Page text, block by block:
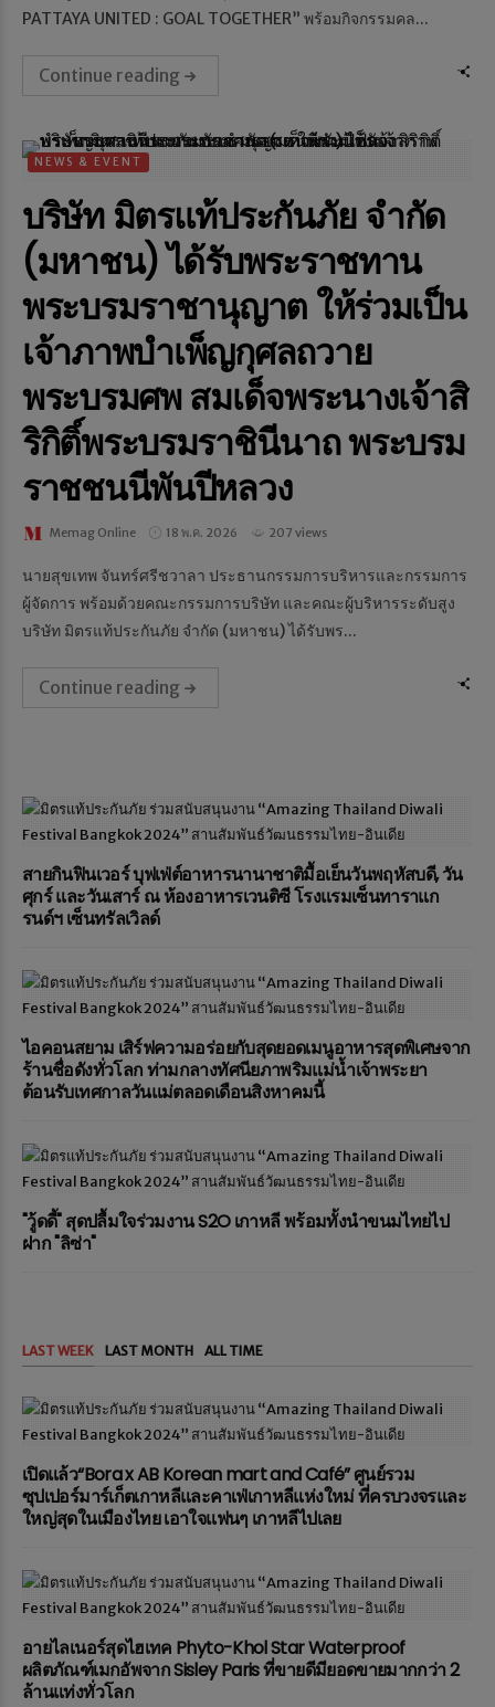
PATTAYA UNITED : GOAL TOGETHER” พร้อมกิจกรรมคล...
Continue reading
NEWS & EVENT
บริษัท มิตรแท้ประกันภัย จำกัด
(มหาชน) ได้รับพระราชทาน
พระบรมราชานุญาต ให้ร่วมเป็น
เจ้าภาพบำเพ็ญกุศลถวาย
พระบรมศพ สมเด็จพระนางเจ้าสิ
ริกิติ์พระบรมราชินีนาถ พระบรม
ราชชนนีพันปีหลวง
Memag Online 18 พ.ค. 2026 207 views
นายสุขเทพ จันทร์ศรีชวาลา ประธานกรรมการบริหารและกรรมการ
ผู้จัดการ พร้อมด้วยคณะกรรมการบริษัท และคณะผู้บริหารระดับสูง
บริษัท มิตรแท้ประกันภัย จำกัด (มหาชน) ได้รับพร...
Continue reading
สายกินฟินเวอร์ บุฟเฟ่ต์อาหารนานาชาติมื้อเย็นวันพฤหัสบดี, วัน
ศุกร์ และวันเสาร์ ณ ห้องอาหารเวนติซี โรงแรมเซ็นทาราแก
รนด์ฯ เซ็นทรัลเวิลด์
ไอคอนสยาม เสิร์ฟความอร่อยกับสุดยอดเมนูอาหารสุดพิเศษจาก
ร้านชื่อดังทั่วโลก ท่ามกลางทัศนียภาพริมแม่น้ำเจ้าพระยา
ต้อนรับเทศกาลวันแม่ตลอดเดือนสิงหาคมนี้
"วู้ดดี้" สุดปลื้มใจร่วมงาน S2O เกาหลี พร้อมทั้งนำขนมไทยไป
ฝาก "ลิซ่า"
LAST WEEK LAST MONTH ALL TIME
เปิดแล้ว“Bora x AB Korean mart and Café” ศูนย์รวม
ซุปเปอร์มาร์เก็ตเกาหลีและคาเฟ่เกาหลีแห่งใหม่ ที่ครบวงจรและ
ใหญ่สุดในเมืองไทย เอาใจแฟนๆ เกาหลีไปเลย
อายไลเนอร์สุดไฮเทค Phyto-Khol Star Waterproof
ผลิตภัณฑ์เมกอัพจาก Sisley Paris ที่ขายดีมียอดขายมากกว่า 2
ล้านแท่งทั่วโลก